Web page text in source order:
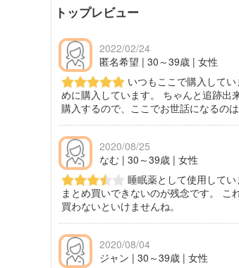
トップレビュー
2022/02/24
匿名希望 | 30～39歳 | 女性
いつもここで購入して
めに購入しています。 ちゃんと追跡出
購入するので、ここでお世話になるの
2020/08/25
なむ | 30～39歳 | 女性
睡眠薬として使用して
まとめ買いできないのが残念です。 こ
買わないといけませんね。
2020/08/04
ジャン | 30～39歳 | 女性